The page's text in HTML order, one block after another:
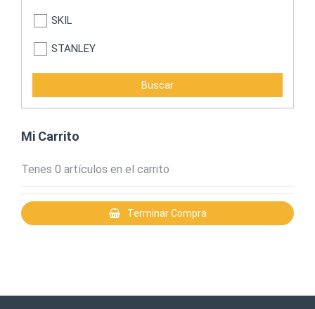
SKIL
STANLEY
STRONGER
MOTOMEL
Bremen
BLACK & DECKER
ADIABATIC
Mi Carrito
Tenes 0 artículos en el carrito
Terminar Compra